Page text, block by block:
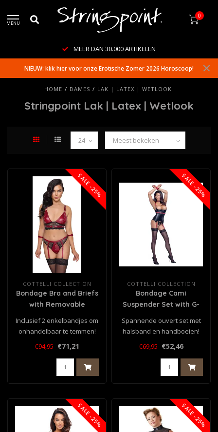
MENU
0
WERELDWIJDE LEVERING
NIEUW: klik hier voor onze Erotische Zomer 2026 Horoscoop!
HOME / DAMES / LAK | LATEX | WETLOOK
Stringpoint Lak | Latex | Wetlook
SALE -25%
COTTELLI COLLECTION
Bondage Bra and Briefs
with Removable
Inclusief 2 enkelbandjes om
onhandelbaar te temmen!
Bralette plus jarretelslip ..
€94,95 €71,21
SALE -25%
COTTELLI COLLECTION
Bondage Cami
Suspender Set with G-
Spannende ouvert set met
halsband en handboeien!
Openvallende jarretel
€69,95 €52,46
SALE -25% SALE -25%